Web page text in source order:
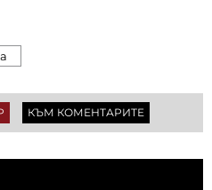
КЪМ КОМЕНТАРИТЕ